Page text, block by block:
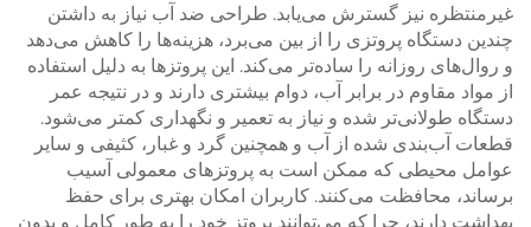
غیرمنتظره نیز گسترش می‌یابد. طراحی ضد آب نیاز به داشتن
چندین دستگاه پروتزی را از بین می‌برد، هزینه‌ها را کاهش می‌دهد
و روال‌های روزانه را ساده‌تر می‌کند. این پروتزها به دلیل استفاده
از مواد مقاوم در برابر آب، دوام بیشتری دارند و در نتیجه عمر
دستگاه طولانی‌تر شده و نیاز به تعمیر و نگهداری کمتر می‌شود.
قطعات آب‌بندی شده از آب و همچنین گرد و غبار، کثیفی و سایر
عوامل محیطی که ممکن است به پروتزهای معمولی آسیب
برساند، محافظت می‌کنند. کاربران امکان بهتری برای حفظ
بهداشت دارند، چرا که می‌توانند پروتز خود را به طور کامل و بدون